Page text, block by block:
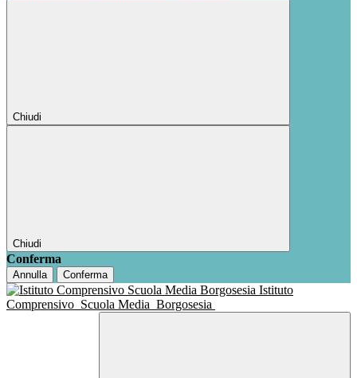
Chiudi
Chiudi
Conferma
Annulla Conferma
Istituto
Comprensivo Scuola Media Borgosesia